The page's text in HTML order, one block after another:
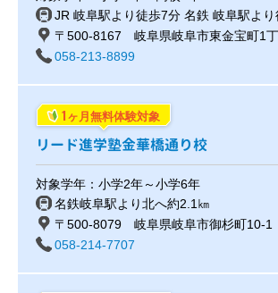
JR 岐阜駅より徒歩7分 名鉄 岐阜駅よ
〒500-8167 岐阜県岐阜市東金宝町1
058-213-8899
1 ヶ月無料体験対象
リード進学塾金華橋通り校
対象学年：小学2年～小学6年
名鉄岐阜駅より北へ約2.1㎞
〒500-8079 岐阜県岐阜市御杉町10-1
058-214-7707